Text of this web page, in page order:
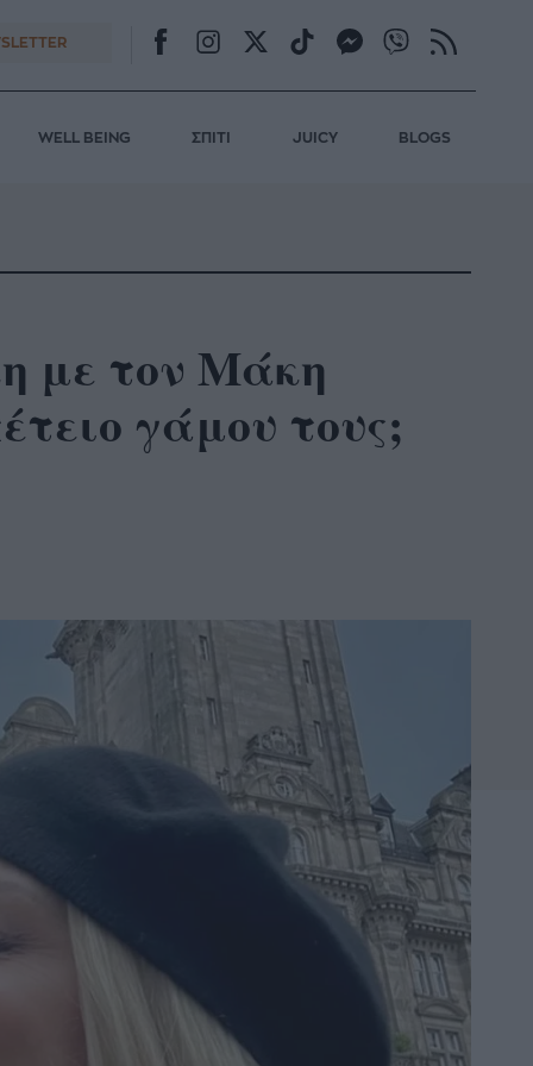
WELL BEING ΣΠΙΤΙ JUICY BLOGS
με τον Μάκη
γάμου τους;